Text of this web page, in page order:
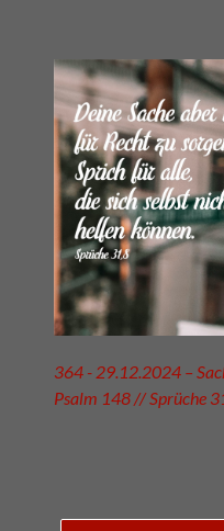
364 - 29.12.2024 –
Psalm 148 // Sprüche